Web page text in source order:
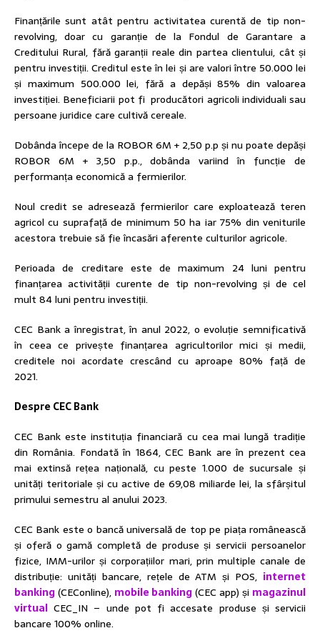
Finanțările sunt atât pentru activitatea curentă de tip non-
revolving, doar cu garanție de la Fondul de Garantare a
Creditului Rural, fără garanții reale din partea clientului, cât și
pentru investiții. Creditul este în lei și are valori între 50.000 lei
și maximum 500.000 lei, fără a depăși 85% din valoarea
investiției. Beneficiarii pot fi producători agricoli individuali sau
persoane juridice care cultivă cereale.
Dobânda începe de la ROBOR 6M + 2,50 p.p și nu poate depăși
ROBOR 6M + 3,50 p.p., dobânda variind în funcție de
performanța economică a fermierilor.
Noul credit se adresează fermierilor care exploatează teren
agricol cu suprafață de minimum 50 ha iar 75% din veniturile
acestora trebuie să fie încasări aferente culturilor agricole.
Perioada de creditare este de maximum 24 luni pentru
finanțarea activității curente de tip non-revolving și de cel
mult 84 luni pentru investiții.
CEC Bank a înregistrat, în anul 2022, o evoluție semnificativă
în ceea ce privește finanțarea agricultorilor mici și medii,
creditele noi acordate crescând cu aproape 80% față de
2021.
Despre CEC Bank
CEC Bank este instituția financiară cu cea mai lungă tradiție
din România. Fondată în 1864, CEC Bank are în prezent cea
mai extinsă rețea națională, cu peste 1.000 de sucursale și
unități teritoriale și cu active de 69,08 miliarde lei, la sfârșitul
primului semestru al anului 2023.
CEC Bank este o bancă universală de top pe piața românească
și oferă o gamă completă de produse și servicii persoanelor
fizice, IMM-urilor și corporațiilor mari, prin multiple canale de
distribuție: unități bancare, rețele de ATM și POS, internet
banking(CEConline), mobile banking(CEC app) și magazinul
virtual CEC_IN – unde pot fi accesate produse și servicii
bancare 100% online.